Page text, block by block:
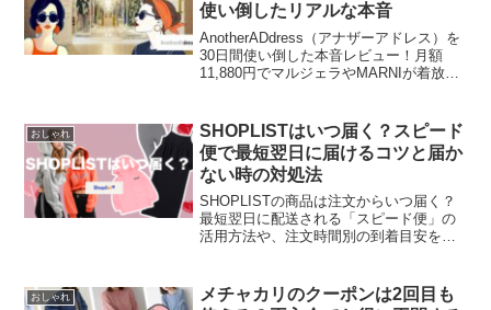
使い倒したリアルな本音
AnotherADdress（アナザーアドレス）を
30日間使い倒した本音レビュー！月額
11,880円でマルジェラやMARNIが着放
感じたコスパまでプロ目線で徹底解説。
クローゼットを百貨店に変える「賢い投
資」の全貌とは？
おしゃれ
SHOPLISTはいつ届く？スピード
便で最短翌日に届けるコツと届か
ない時の対処法
SHOPLISTの商品は注文からいつ届く？
最短翌日に配送される「スピード便」の
活用方法や、注文時間別の到着目安を徹
配送状況もまとめました。急ぎで服が欲
しい方は必見です！
おしゃれ
メチャカリのクーポンは2回目も